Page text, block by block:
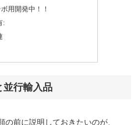
用開発中！！
:
並行輸入品
の前に説明しておきたいのが、